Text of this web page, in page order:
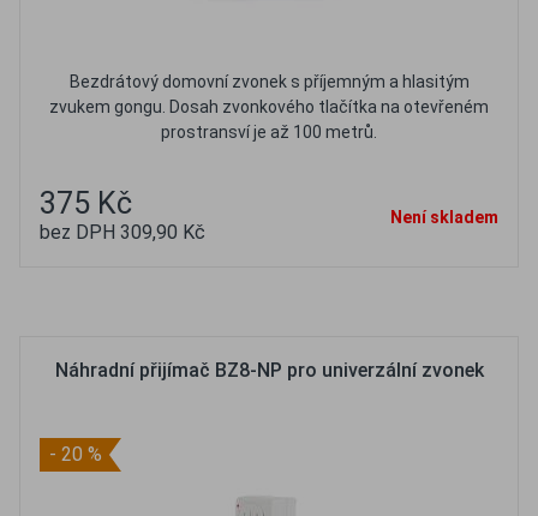
Bezdrátový domovní zvonek s příjemným a hlasitým
zvukem gongu. Dosah zvonkového tlačítka na otevřeném
prostransví je až 100 metrů.
375 Kč
bez DPH 309,90 Kč
Není skladem
Náhradní přijímač BZ8-NP pro univerzální zvonek
- 20 %